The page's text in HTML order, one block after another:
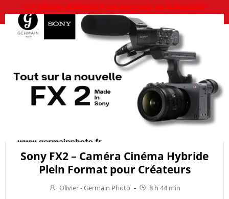
vos photos d’identité au magasin ou à domicile
Sony FX2 – Caméra Cinéma Hybride
Plein Format pour Créateurs
Olivier - Germain Photo - 8 h 44 min